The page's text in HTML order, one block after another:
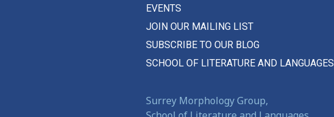
отдавать
отдаляться
отделение
EVENTS
JOIN OUR MAILING LIST
SUBSCRIBE TO OUR BLOG
SCHOOL OF LITERATURE AND LANGUAGES
Surrey Morphology Group,